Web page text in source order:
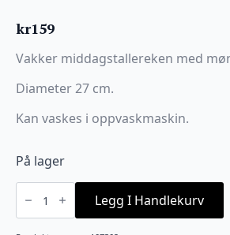
kr159
Vakker middagstallereken med
Diameter 27 cm.
Kan vaskes i oppvaskmaskin.
På lager
Valborg
middagstallerken
d27cm
sand
antall
Legg I Handlekurv